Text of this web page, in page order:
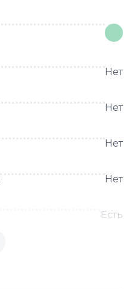
Нет
Нет
Нет
Нет
Есть